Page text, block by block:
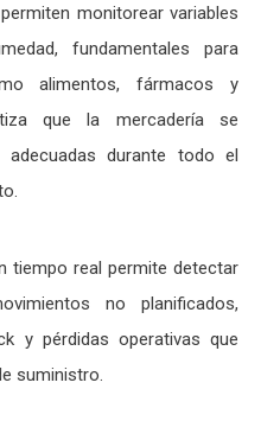
monitorear variables
fundamentales para
alimentos, fármacos y
que la mercadería se
durante todo el
tiempo real permite detectar
no planificados,
y pérdidas operativas que
suministro.